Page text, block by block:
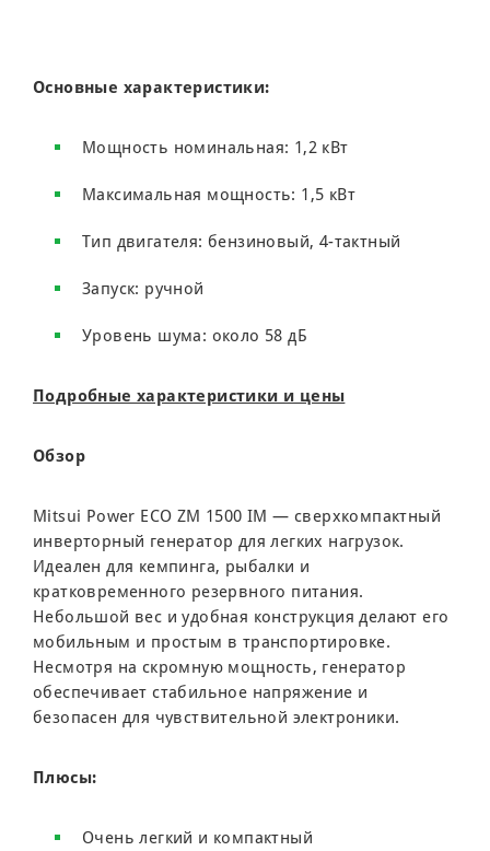
Основные характеристики:
Мощность номинальная: 1,2 кВт
Максимальная мощность: 1,5 кВт
Тип двигателя: бензиновый, 4-тактный
Запуск: ручной
Уровень шума: около 58 дБ
Подробные характеристики и цены
Обзор
Mitsui Power ECO ZM 1500 IM — сверхкомпактный
инверторный генератор для легких нагрузок.
Идеален для кемпинга, рыбалки и
кратковременного резервного питания.
Небольшой вес и удобная конструкция делают его
мобильным и простым в транспортировке.
Несмотря на скромную мощность, генератор
обеспечивает стабильное напряжение и
безопасен для чувствительной электроники.
Плюсы:
Очень легкий и компактный